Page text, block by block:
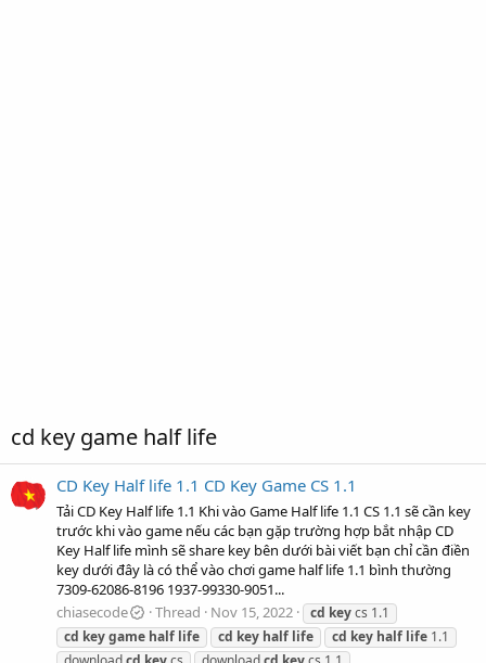
cd key game half life
CD Key Half life 1.1 CD Key Game CS 1.1
Tải CD Key Half life 1.1 Khi vào Game Half life 1.1 CS 1.1 sẽ cần key
trước khi vào game nếu các bạn gặp trường hợp bắt nhập CD
Key Half life mình sẽ share key bên dưới bài viết bạn chỉ cần điền
key dưới đây là có thể vào chơi game half life 1.1 bình thường
7309-62086-8196 1937-99330-9051...
chiasecode
Thread Nov 15, 2022 cd keycs 1.1
cd keygame half life cd key half life cd key half life 1.1